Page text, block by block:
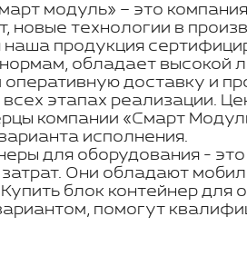
модуль» – это
новые технологии в
наша продукция
обладает высокой
оперативную доставку и
этапах реализации.
компании «Смарт
исполнения.
для оборудования -
Они обладают
блок контейнер для
помогут